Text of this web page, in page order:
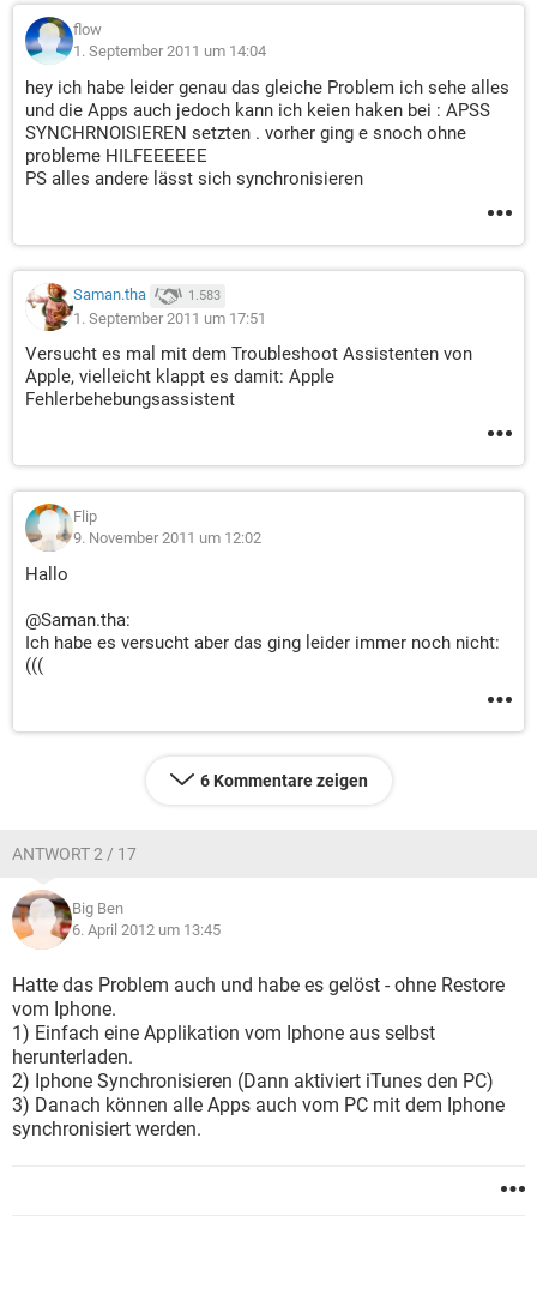
flow
1. September 2011 um 14:04
hey ich habe leider genau das gleiche Problem ich sehe alles
und die Apps auch jedoch kann ich keien haken bei : APSS
SYNCHRNOISIEREN setzten . vorher ging e snoch ohne
probleme HILFEEEEEE
PS alles andere lässt sich synchronisieren
Saman.tha 1.583
1. September 2011 um 17:51
Versucht es mal mit dem Troubleshoot Assistenten von
Apple, vielleicht klappt es damit: Apple
Fehlerbehebungsassistent
Flip
9. November 2011 um 12:02
Hallo
@Saman.tha:
Ich habe es versucht aber das ging leider immer noch nicht:
(((
6 Kommentare zeigen
ANTWORT 2 / 17
Big Ben
6. April 2012 um 13:45
Hatte das Problem auch und habe es gelöst - ohne Restore
vom Iphone.
1) Einfach eine Applikation vom Iphone aus selbst
herunterladen.
2) Iphone Synchronisieren (Dann aktiviert iTunes den PC)
3) Danach können alle Apps auch vom PC mit dem Iphone
synchronisiert werden.